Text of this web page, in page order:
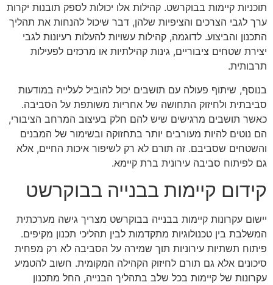
תוכניות קיימות בבוקרשט. קהילות אלו יכולות לספק תובנות יקרות
ערך לגבי הצרכים והציפיות שלהן, דבר שיכול להנחות את תהליך
התכנון והביצוע. לדוגמה, קהילות עשויות להעלות רעיונות לגבי
יצירת שטחים ציבוריים, גינות קהילתיות או מרכזים לפעילות
תרבותית.
בנוסף, שיתוף פעולה עם תושבים יכול להוביל לעלייה במודעות
סביבתית ולחיזוק התחושה של אחריות משותפת על הסביבה.
כאשר תושבים מרגישים שיש להם חלק בעיצוב המרחב הציבורי,
הם נוטים להיות מעורבים יותר בתחזוקה ובשימור של המבנים
והשטחים שסביבם. זה תורם לא רק לשיפור איכות החיים, אלא
גם לפיתוח סביבה עירונית ברת קיימא.
קידום קיימות בבנייה בבוקרשט
יישום עקרונות קיימות בבנייה בבוקרשט מצריך גישה מערכתית
המשלבת בין טכנולוגיות מתקדמות לבין תהליכי תכנון מקיפים.
פיתוח תשתיות עירוניות תוך שמירה על הסביבה לא רק מפחית
סיכונים אלא גם תורם לחיזוק הקהילה המקומית. חשוב להטמיע
עקרונות של קיימות בכל שלב בתהליך הבנייה, החל מתכנון